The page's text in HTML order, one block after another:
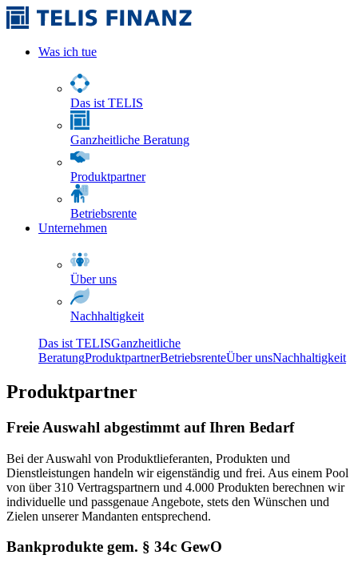
Was ich tue
Das ist TELIS
Ganzheitliche Beratung
Produktpartner
Betriebsrente
Unternehmen
Über uns
Nachhaltigkeit
Das ist TELISGanzheitliche
BeratungProduktpartnerBetriebsrenteÜber unsNachhaltigkeit
Produktpartner
Freie Auswahl abgestimmt auf Ihren Bedarf
Bei der Auswahl von Produktlieferanten, Produkten und
Dienstleistungen handeln wir eigenständig und frei. Aus einem Pool
von über 310 Vertragspartnern und 4.000 Produkten berechnen wir
individuelle und passgenaue Angebote, stets den Wünschen und
Zielen unserer Mandanten entsprechend.
Bankprodukte gem. § 34c GewO